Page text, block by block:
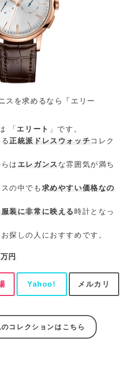
スを求めるなら「エリー
「エリート 」です。
正統派ドレスウォッチコレク
は エレガンス な雰囲気が満ち
の中でも 求めやすい価格なの
装に非常に映える時計となっ
探しの人におすすめです。
円
Yahoo! メルカリ
コレクションはこちら